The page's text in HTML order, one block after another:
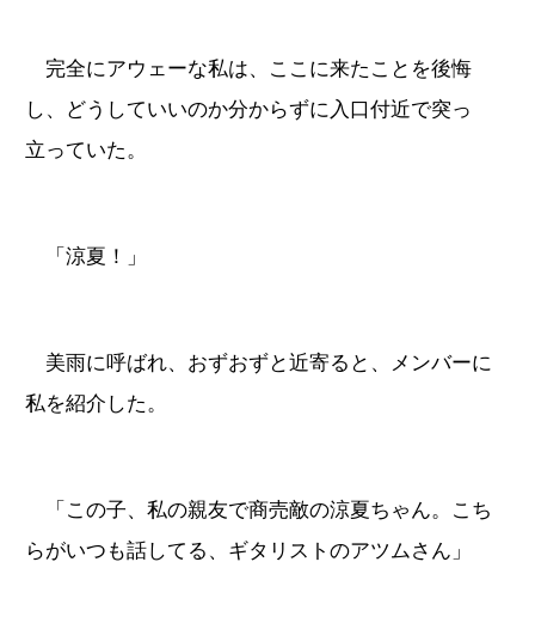
完全にアウェーな私は、ここに来たことを後悔
し、どうしていいのか分からずに入口付近で突っ
立っていた。
「涼夏！」
美雨に呼ばれ、おずおずと近寄ると、メンバーに
私を紹介した。
「この子、私の親友で商売敵の涼夏ちゃん。こち
らがいつも話してる、ギタリストのアツムさん」